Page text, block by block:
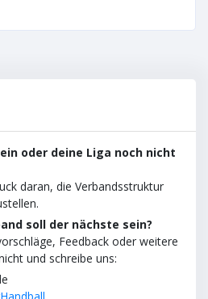
oder deine Liga noch nicht
daran, die Verbandsstruktur
soll der nächste sein?
Feedback oder weitere
und schreibe uns: